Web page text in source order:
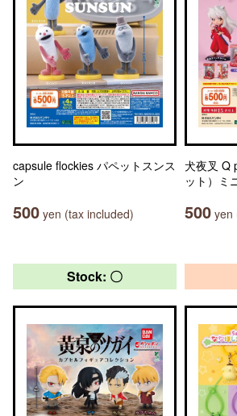
capsule flockies パペットスンス
ン
500 yen (tax included)
犬夜叉 Q
ット）ミ
500 yen
Stock: 〇